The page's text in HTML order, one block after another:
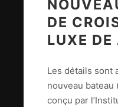
DE
LUXE DE
Les détails sont
nouveau bateau
conçu par